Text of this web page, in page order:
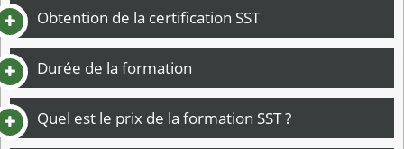
Obtention de la certification SST
Durée de la formation
Quel est le prix de la formation SST ?